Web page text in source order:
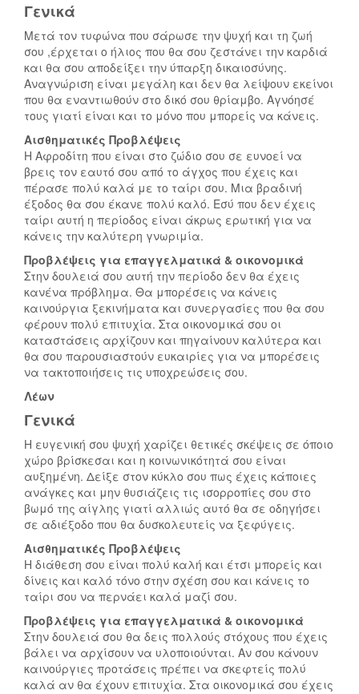
Γενικά
Μετά τον τυφώνα που σάρωσε την ψυχή και τη ζωή
σου ,έρχεται ο ήλιος που θα σου ζεστάνει την καρδιά
και θα σου αποδείξει την ύπαρξη δικαιοσύνης.
Αναγνώριση είναι μεγάλη και δεν θα λείψουν εκείνοι
που θα εναντιωθούν στο δικό σου θρίαμβο. Αγνόησέ
τους γιατί είναι και το μόνο που μπορείς να κάνεις.
Αισθηματικές Προβλέψεις
Η Αφροδίτη που είναι στο ζώδιο σου σε ευνοεί να
βρεις τον εαυτό σου από το άγχος που έχεις και
πέρασε πολύ καλά με το ταίρι σου. Μια βραδινή
έξοδος θα σου έκανε πολύ καλό. Εσύ που δεν έχεις
ταίρι αυτή η περίοδος είναι άκρως ερωτική για να
κάνεις την καλύτερη γνωριμία.
Προβλέψεις για επαγγελματικά & οικονομικά
Στην δουλειά σου αυτή την περίοδο δεν θα έχεις
κανένα πρόβλημα. Θα μπορέσεις να κάνεις
καινούργια ξεκινήματα και συνεργασίες που θα σου
φέρουν πολύ επιτυχία. Στα οικονομικά σου οι
καταστάσεις αρχίζουν και πηγαίνουν καλύτερα και
θα σου παρουσιαστούν ευκαιρίες για να μπορέσεις
να τακτοποιήσεις τις υποχρεώσεις σου.
Λέων
Γενικά
Η ευγενική σου ψυχή χαρίζει θετικές σκέψεις σε όποιο
χώρο βρίσκεσαι και η κοινωνικότητά σου είναι
αυξημένη. Δείξε στον κύκλο σου πως έχεις κάποιες
ανάγκες και μην θυσιάζεις τις ισορροπίες σου στο
βωμό της αίγλης γιατί αλλιώς αυτό θα σε οδηγήσει
σε αδιέξοδο που θα δυσκολευτείς να ξεφύγεις.
Αισθηματικές Προβλέψεις
Η διάθεση σου είναι πολύ καλή και έτσι μπορείς και
δίνεις και καλό τόνο στην σχέση σου και κάνεις το
ταίρι σου να περνάει καλά μαζί σου.
Προβλέψεις για επαγγελματικά & οικονομικά
Στην δουλειά σου θα δεις πολλούς στόχους που έχεις
βάλει να αρχίσουν να υλοποιούνται. Αν σου κάνουν
καινούργιες προτάσεις πρέπει να σκεφτείς πολύ
καλά αν θα έχουν επιτυχία. Στα οικονομικά σου έχεις